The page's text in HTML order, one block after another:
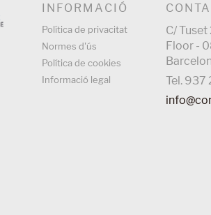
INFORMACIÓ
Política de privacitat
Normes d'ús
Política de cookies
Informació legal
C/
Floor -
Tel. 937